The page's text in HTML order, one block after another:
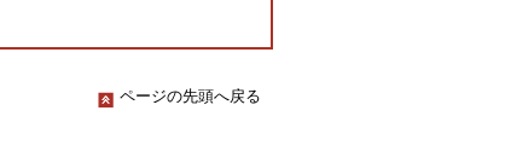
ページの先頭へ戻る